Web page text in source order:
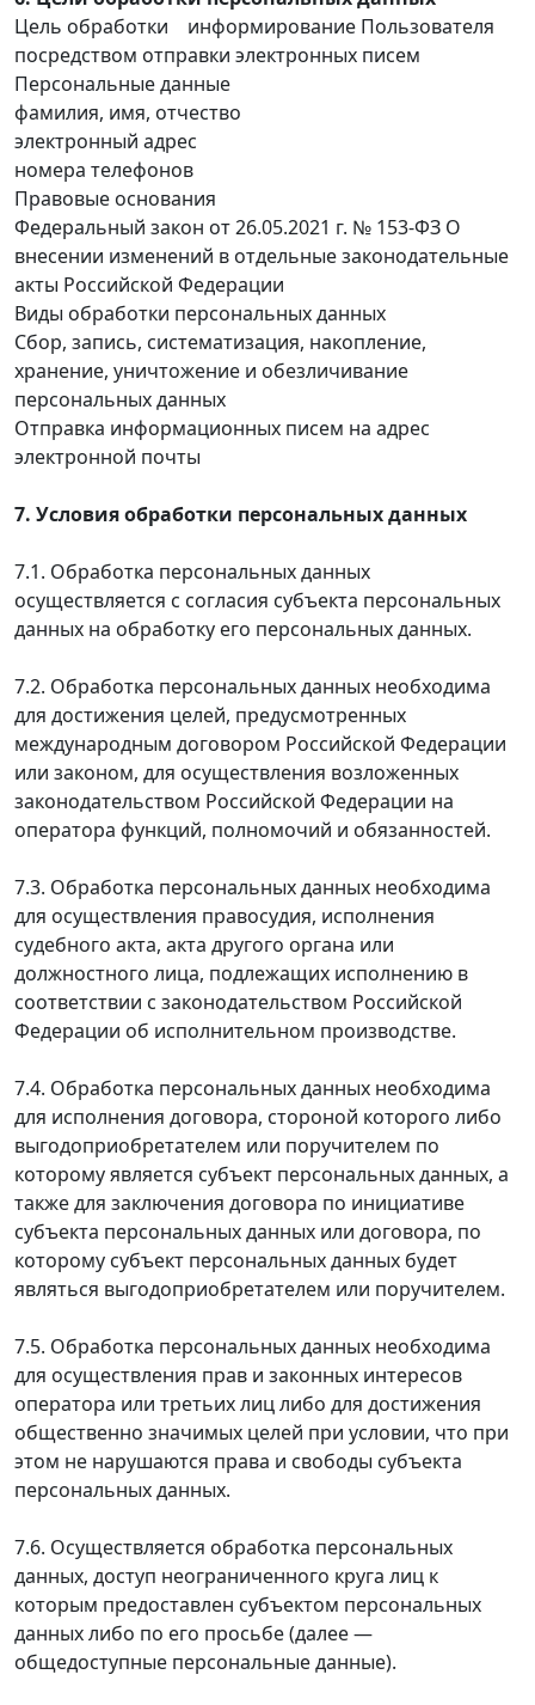
Цель обработки информирование Пользователя
посредством отправки электронных писем
Персональные данные
фамилия, имя, отчество
электронный адрес
номера телефонов
Правовые основания
Федеральный закон от 26.05.2021 г. № 153-ФЗ О
внесении изменений в отдельные законодательные
акты Российской Федерации
Виды обработки персональных данных
Сбор, запись, систематизация, накопление,
хранение, уничтожение и обезличивание
персональных данных
Отправка информационных писем на адрес
электронной почты
7. Условия обработки персональных данных
7.1. Обработка персональных данных
осуществляется с согласия субъекта персональных
данных на обработку его персональных данных.
7.2. Обработка персональных данных необходима
для достижения целей, предусмотренных
международным договором Российской Федерации
или законом, для осуществления возложенных
законодательством Российской Федерации на
оператора функций, полномочий и обязанностей.
7.3. Обработка персональных данных необходима
для осуществления правосудия, исполнения
судебного акта, акта другого органа или
должностного лица, подлежащих исполнению в
соответствии с законодательством Российской
Федерации об исполнительном производстве.
7.4. Обработка персональных данных необходима
для исполнения договора, стороной которого либо
выгодоприобретателем или поручителем по
которому является субъект персональных данных, а
также для заключения договора по инициативе
субъекта персональных данных или договора, по
которому субъект персональных данных будет
являться выгодоприобретателем или поручителем.
7.5. Обработка персональных данных необходима
для осуществления прав и законных интересов
оператора или третьих лиц либо для достижения
общественно значимых целей при условии, что при
этом не нарушаются права и свободы субъекта
персональных данных.
7.6. Осуществляется обработка персональных
данных, доступ неограниченного круга лиц к
которым предоставлен субъектом персональных
данных либо по его просьбе (далее —
общедоступные персональные данные).